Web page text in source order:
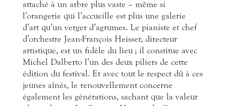
attaché à un arbre plus vaste – même si
l’orangerie qui l’accueille est plus une galerie
d’art qu’un verger d’agrumes. Le pianiste et chef
d’orchestre Jean-François Heisser, directeur
artistique, est un fidèle du lieu ; il constitue avec
Michel Dalberto l’un des deux piliers de cette
édition du festival. Et avec tout le respect dû à ces
jeunes aînés, le renouvellement concerne
également les générations, sachant que la valeur